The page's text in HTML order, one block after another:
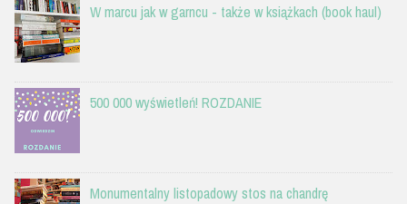
W marcu jak w garncu - także w książkach (book haul)
500 000 wyświetleń! ROZDANIE
Monumentalny listopadowy stos na chandrę